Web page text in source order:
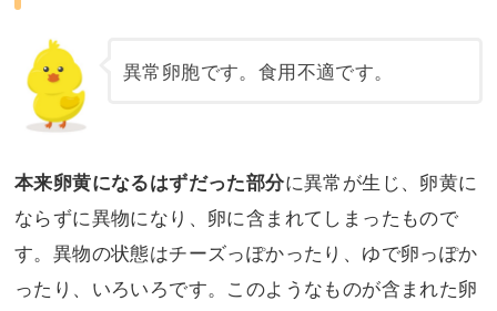
異常卵胞です。食用不適です。
本来卵黄になるはずだった部分に異常が生じ、卵黄に
ならずに異物になり、卵に含まれてしまったもので
す。異物の状態はチーズっぽかったり、ゆで卵っぽか
ったり、いろいろです。このようなものが含まれた卵